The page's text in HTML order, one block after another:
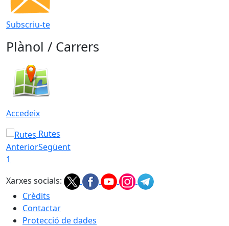
Subscriu-te
Plànol / Carrers
Accedeix
Rutes
AnteriorSegüent
1
Xarxes socials:
Crèdits
Contactar
Protecció de dades